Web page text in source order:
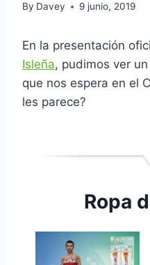
By Davey 9 junio, 2019
En la presentación
Isleña, pudimos ver
que nos espera en el
les parece?
Ropa